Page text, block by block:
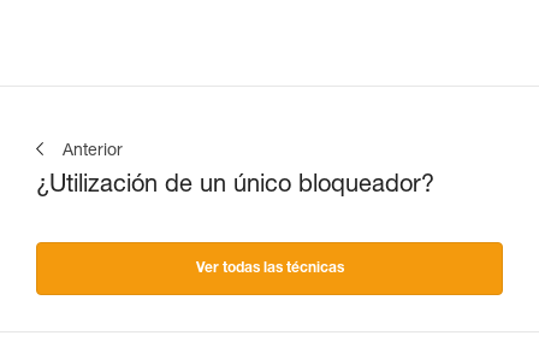
Anterior
¿Utilización de un único bloqueador?
Ver todas las técnicas